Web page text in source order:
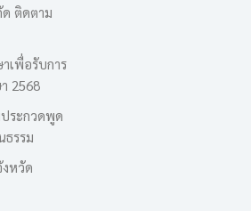
ด ติดตาม
เพื่อรับการ
2568
ประกวดพูด
รรม
หวัด